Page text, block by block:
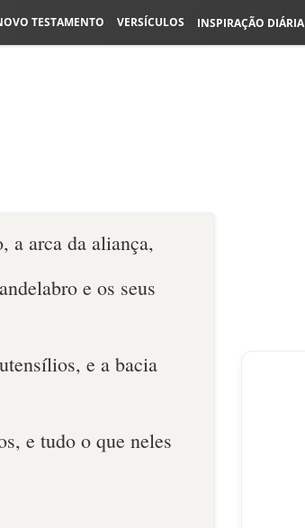
TESTAMENTO VERSÍCULOS INSPIRAÇÃO DIÁRIA
a arca da alian­ça,
e os seus
e a bacia
e tudo o que neles